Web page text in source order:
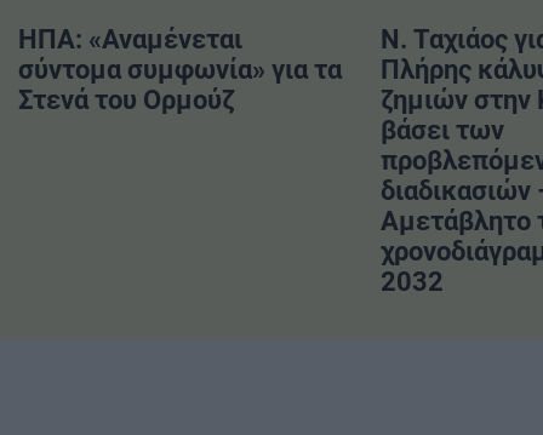
ΗΠΑ: «Αναμένεται
σύντομα συμφωνία» για τα
Στενά του Ορμούζ
Ν. Ταχιάος
Πλήρης
ζημιών στην
βάσει των
διαδικασιών
Αμετάβλητο
2032